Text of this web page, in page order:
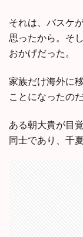
それは、バスケ
思ったから。そ
おかげだった。
家族だけ海外に
ことになったの
ある朝大貴が目
同士であり、千